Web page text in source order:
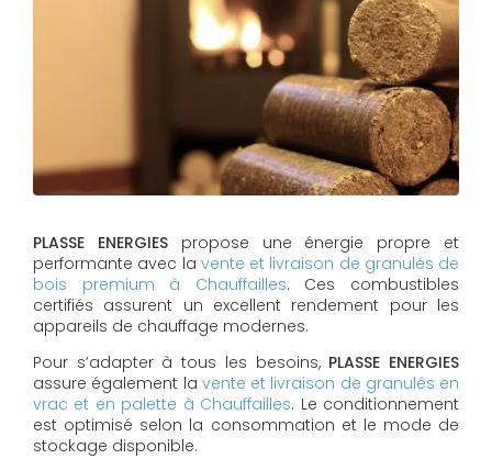
PLASSE ENERGIESpropose une énergie propre et
performante avec la vente et livraison de granulés de
bois premium à Chauffailles. Ces combustibles
certifiés assurent un excellent rendement pour les
appareils de chauffage modernes.
Pour s’adapter à tous les besoins, PLASSE ENERGIES
assure également la vente et livraison de granulés en
vrac et en palette à Chauffailles. Le conditionnement
est optimisé selon la consommation et le mode de
stockage disponible.